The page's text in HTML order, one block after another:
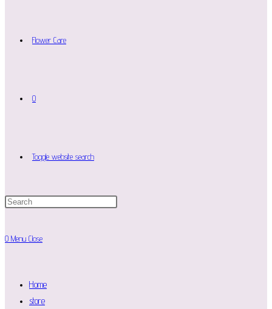
Flower Care
0
Toggle website search
0 Menu Close
Home
store